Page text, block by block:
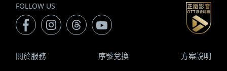
FOLLOW US
關於服務 序號兌換 方案說明